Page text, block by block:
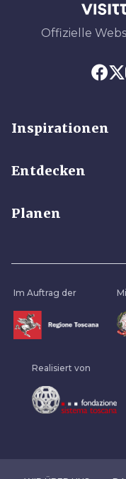
Offizielle
Inspirationen
Entdecken
Planen
Im Auftrag der
Realisiert von